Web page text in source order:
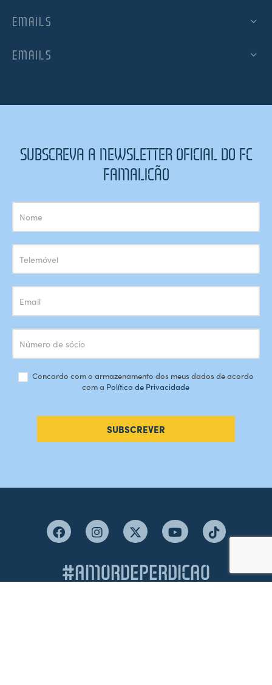
EMAILS
EMAILS
SUBSCREVA A NEWSLETTER OFICIAL DO FC
FAMALICÃO
Subscrição
Newsletter
Concordo com o armazenamento dos meus dados de acordo
com a Política de Privacidade
SUBSCREVER
#AMORDEPERDICAO